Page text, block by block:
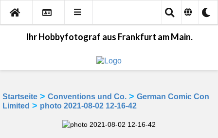
Ihr Hobbyfotograf aus Frankfurt am Main.
Startseite > Conventions und Co. > German Comic Con
Limited > photo 2021-08-02 12-16-42